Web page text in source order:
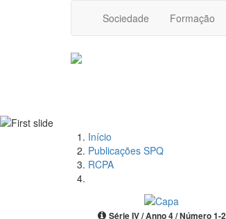
Sociedade Formação
Início
Publicações SPQ
RCPA
Série IV / Anno 4 / Número 1-2